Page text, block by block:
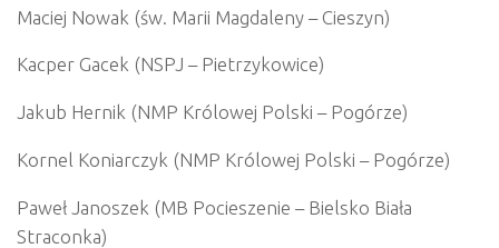
Maciej Nowak (św. Marii Magdaleny – Cieszyn)
Kacper Gacek (NSPJ – Pietrzykowice)
Jakub Hernik (NMP Królowej Polski – Pogórze)
Kornel Koniarczyk (NMP Królowej Polski – Pogórze)
Paweł Janoszek (MB Pocieszenie – Bielsko Biała
Straconka)